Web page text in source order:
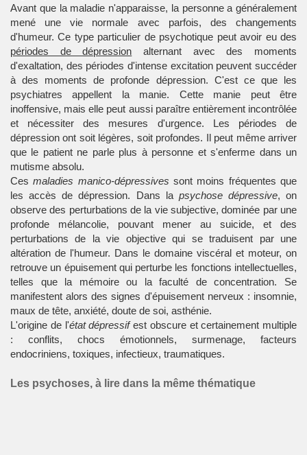
Avant que la maladie n'apparaisse, la personne a généralement
mené une vie normale avec parfois, des changements
d'humeur. Ce type particulier de psychotique peut avoir eu des
périodes de dépression alternant avec des moments
d'exaltation, des périodes d'intense excitation peuvent succéder
à des moments de profonde dépression. C'est ce que les
psychiatres appellent la manie. Cette manie peut être
inoffensive, mais elle peut aussi paraître entièrement incontrôlée
et nécessiter des mesures d'urgence. Les périodes de
dépression ont soit légères, soit profondes. Il peut même arriver
que le patient ne parle plus à personne et s'enferme dans un
mutisme absolu.
Cesmaladies manico-dépressives sont moins fréquentes que
les accès de dépression. Dans la psychosedépressive, on
observe des perturbations de la vie subjective, dominée par une
profonde mélancolie, pouvant mener au suicide, et des
perturbations de la vie objective qui se traduisent par une
altération de l'humeur. Dans le domaine viscéral et moteur, on
retrouve un épuisement qui perturbe les fonctions intellectuelles,
telles que la mémoire ou la faculté de concentration. Se
manifestent alors des signes d'épuisement nerveux : insomnie,
maux de tête, anxiété, doute de soi, asthénie.
L'origine de l'état dépressifest obscure et certainement multiple
: conflits, chocs émotionnels, surmenage, facteurs
endocriniens, toxiques, infectieux, traumatiques.
Les psychoses, à lire dans la même thématique